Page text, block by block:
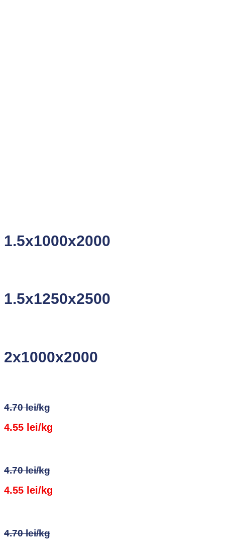
1.5x1000x2000
1.5x1250x2500
2x1000x2000
4.70 lei/kg
4.55 lei/kg
4.70 lei/kg
4.55 lei/kg
4.70 lei/kg